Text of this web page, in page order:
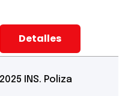
Detalles
INS. Poliza